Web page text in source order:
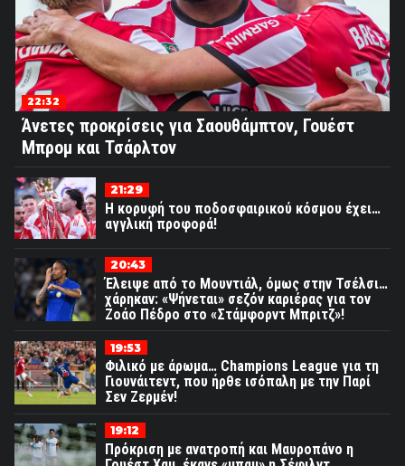
22:32
Άνετες προκρίσεις για Σαουθάμπτον, Γουέστ
Μπρομ και Τσάρλτον
21:29
Η κορυφή του ποδοσφαιρικού κόσμου έχει…
αγγλική προφορά!
20:43
Έλειψε από το Μουντιάλ, όμως στην Τσέλσι…
χάρηκαν: «Ψήνεται» σεζόν καριέρας για τον
Ζοάο Πέδρο στο «Στάμφορντ Μπριτζ»!
19:53
Φιλικό με άρωμα… Champions League για τη
Γιουνάιτεντ, που ήρθε ισόπαλη με την Παρί
Σεν Ζερμέν!
19:12
Πρόκριση με ανατροπή και Μαυροπάνο η